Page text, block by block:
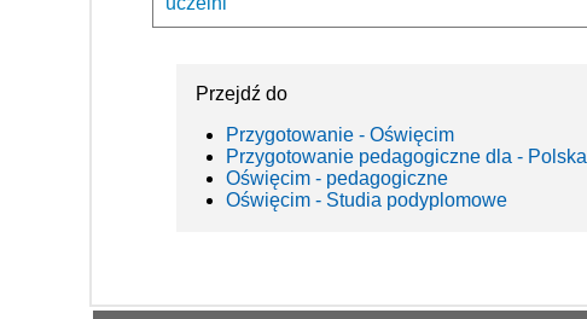
Przejdź do
Przygotowanie - Oświęcim
Przygotowanie pedagogiczne dla - Polska
Oświęcim - pedagogiczne
Oświęcim - Studia podyplomowe